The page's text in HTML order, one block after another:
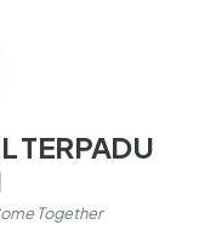
TERPADU
Together